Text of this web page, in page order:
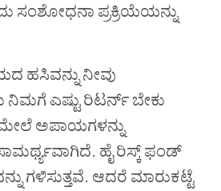
ಸಂಶೋಧನಾ ಪ್ರಕ್ರಿಯೆಯನ್ನು
ಹಸಿವನ್ನು ನೀವು
ನಿಮಗೆ ಎಷ್ಟು ರಿಟರ್ನ್ ಬೇಕು
ಅಪಾಯಗಳನ್ನು
ಹೈ ರಿಸ್ಕ್ ಫಂಡ್
ಗಳಿಸುತ್ತವೆ. ಆದರೆ ಮಾರುಕಟ್ಟೆ